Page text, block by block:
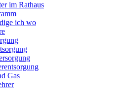
im Rathaus
ich wo
Gas